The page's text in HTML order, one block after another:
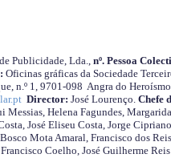
Publicidade, Lda., nº. Pessoa
Oficinas gráficas da Sociedade
n.º 1, 9701-098 Angra do
Director: José Lourenço. Chefe
Messias, Helena Fagundes,
José Eliseu Costa, Jorge
Mota Amaral, Francisco dos
Coelho, José Guilherme